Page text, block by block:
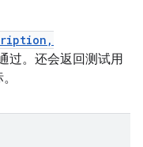
过。还会返回测试用